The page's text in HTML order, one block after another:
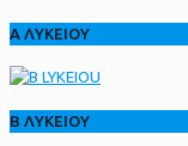
Α ΛΥΚΕΙΟΥ
Β ΛΥΚΕΙΟΥ